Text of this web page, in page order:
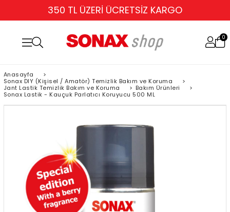
350 TL ÜZERİ ÜCRETSİZ KARGO
0
Anasayfa
>
Sonax DIY (Kişisel / Amatör) Temizlik Bakım ve Koruma
>
Jant Lastik Temizlik Bakım ve Koruma
> Bakım Ürünleri
>
Sonax Lastik - Kauçuk Parlatıcı Koruyucu 500 ML